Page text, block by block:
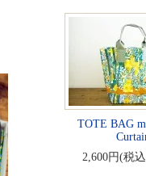
TOTE BAG
2,600円(税